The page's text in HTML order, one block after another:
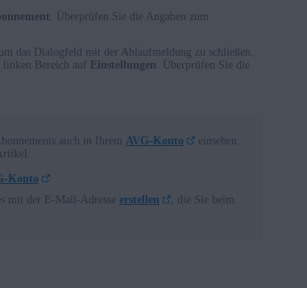
. Überprüfen Sie die Angaben zum
um das Dialogfeld mit der Ablaufmeldung zu schließen.
Bereich auf
Einstellungen . Überprüfen Sie die
auch in Ihrem AVG-Konto
einsehen.
Konto
mit der E-Mail-Adresse erstellen
, die Sie beim